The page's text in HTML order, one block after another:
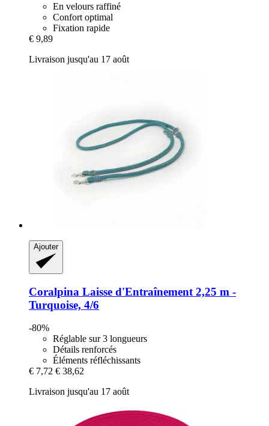
En velours raffiné
Confort optimal
Fixation rapide
€ 9,89
Livraison jusqu'au 17 août
Ajouter
Coralpina Laisse d'Entraînement 2,25 m -​
Turquoise, 4/6
-80%
Réglable sur 3 longueurs
Détails renforcés
Éléments réfléchissants
€ 7,72 € 38,62
Livraison jusqu'au 17 août